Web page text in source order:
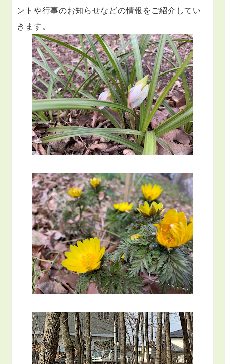
ントや行事のお知らせなどの情報をご紹介してい
きます。